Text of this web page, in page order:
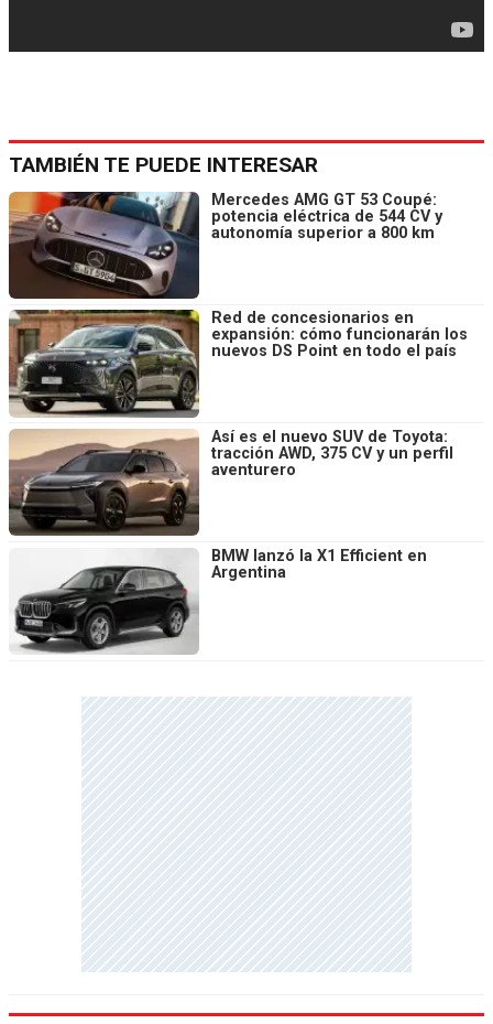
TAMBIÉN TE PUEDE INTERESAR
Mercedes AMG GT 53 Coupé:
potencia eléctrica de 544 CV y
autonomía superior a 800 km
Red de concesionarios en
expansión: cómo funcionarán los
nuevos DS Point en todo el país
Así es el nuevo SUV de Toyota:
tracción AWD, 375 CV y un perfil
aventurero
BMW lanzó la X1 Efficient en
Argentina